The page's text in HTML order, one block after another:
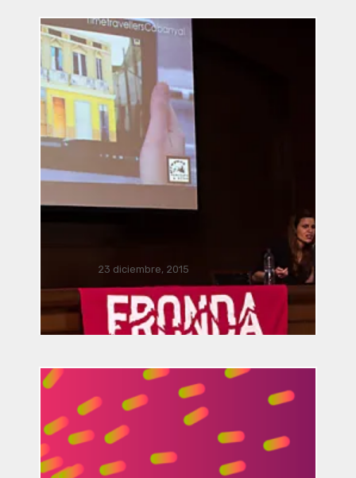
Música Bacterial por José Luis
Romero, Ricardo Climent, Javier
Acevedo Mota, Javier Nava,
Manusamo & Bzika y Siglinde
FRONDA Parque Hidalgo 158.. . .
23 diciembre, 2015